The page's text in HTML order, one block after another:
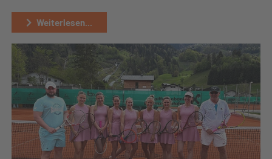
Weiterlesen...